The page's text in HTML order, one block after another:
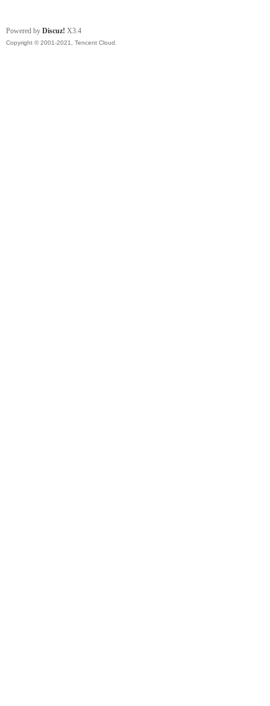
Powered by Discuz! X3.4
Copyright © 2001-2021, Tencent Cloud.